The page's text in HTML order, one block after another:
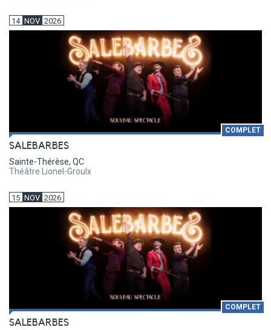
14 NOV 2026
COMPLET
SALEBARBES
Sainte-Thérèse, QC
Théâtre Lionel-Groulx
15 NOV 2026
COMPLET
SALEBARBES